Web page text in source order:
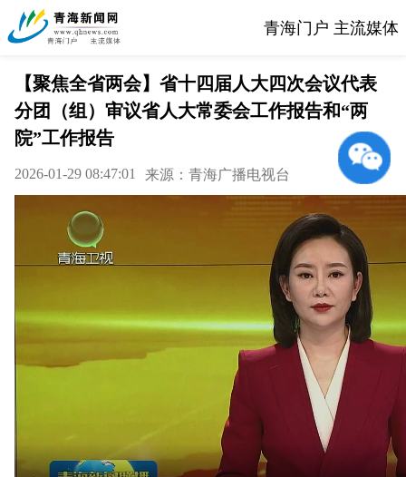
青海门户 主流媒体
【聚焦全省两会】省十四届人大四次会议代表
分团（组）审议省人大常委会工作报告和“两
院”工作报告
2026-01-29 08:47:01 来源：青海广播电视台